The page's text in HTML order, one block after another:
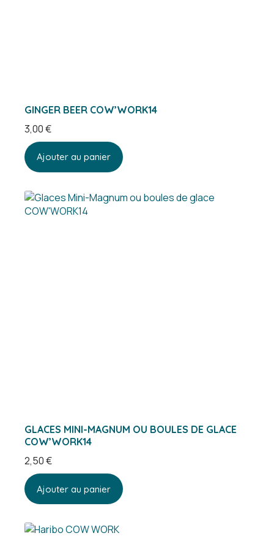
GINGER BEER COW’WORK14
3,00€
Ajouter au panier
GLACES MINI-MAGNUM OU BOULES DE GLACE
COW’WORK14
2,50€
Ajouter au panier